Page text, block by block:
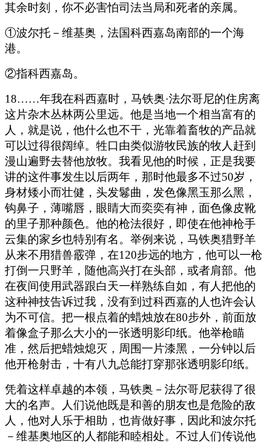
其余时刻，你不必害怕司法当局和死者的亲属。
①波尔托－维基奥，法国科西嘉岛南部的一个海
港。
②指科西嘉岛。
18……年我在科西嘉时，马铁奥·法尔哥尼的住房离
这片杂木丛林两公里远。他是当地一个相当富有的
人，就是说，他什么也不干，光靠着畜牧的产品就
可以过得很阔绰。牲口由类似游牧民族的牧人赶到
漫山遍野去替他放牧。我看见他的时候，正是我要
讲的这件事发生以后两年，那时他最多不过50岁，
身材矮小而壮健，头发鬈曲，发色像黑玉那么黑，
钩鼻子，薄嘴唇，眼睛大而奕奕有神，面色像皮靴
的里子那种颜色。他的枪法很好，即使在他神枪手
云集的家乡也特别有名。举例来说，马铁奥猎野羊
从来不用猎兽霰弹，在120步远的地方，他可以一枪
打倒一只野羊，随他高兴打在头部，或者肩部。他
在夜间使用武器跟白天一样熟练自如，有人把他的
这种神技告诉过我，没有到过科西嘉的人也许会认
为不可信。把一根点着的蜡烛放在80步外，前面放
着像盒子那么大小的一张透明影印纸。他举枪瞄
准，然后把蜡烛熄灭，周围一片漆黑，一分钟以后
他开枪射击，十有八九总能打穿那张透明影印纸。
凭着这样卓越的本领，马铁奥－法尔哥尼获得了很
大的名声。人们说他既是和善的朋友也是危险的敌
人，他对人乐于相助，也肯做好事，因此和波尔托
－维基奥地区的人都能和睦相处。不过人们传说他